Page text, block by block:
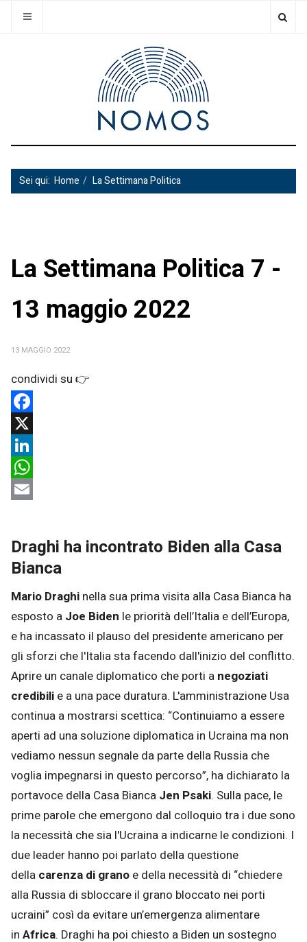
Sei qui: Home La Settimana Politica
La Settimana Politica 7 -
13 maggio 2022
13 MAGGIO 2022
Facebook
X
LinkedIn
WhatsApp
Draghi ha incontrato Biden alla Casa
Bianca
Mario Draghi nella sua prima visita alla Casa Bianca ha
esposto a Joe Biden le priorità dell’Italia e dell’Europa,
e ha incassato il plauso del presidente americano per
gli sforzi che l'Italia sta facendo dall'inizio del conflitto.
Aprire un canale diplomatico che porti a negoziati
credibili e a una pace duratura. L'amministrazione Usa
continua a mostrarsi scettica: “Continuiamo a essere
aperti ad una soluzione diplomatica in Ucraina ma non
vediamo nessun segnale da parte della Russia che
voglia impegnarsi in questo percorso”, ha dichiarato la
portavoce della Casa Bianca Jen Psaki. Sulla pace, le
prime parole che emergono dal colloquio tra i due sono
la necessità che sia l'Ucraina a indicarne le condizioni. I
due leader hanno poi parlato della questione
della carenza di grano e della necessità di “chiedere
alla Russia di sbloccare il grano bloccato nei porti
ucraini” così da evitare un’emergenza alimentare
in Africa. Draghi ha poi chiesto a Biden un sostegno